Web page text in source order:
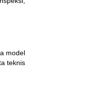
model
teknis